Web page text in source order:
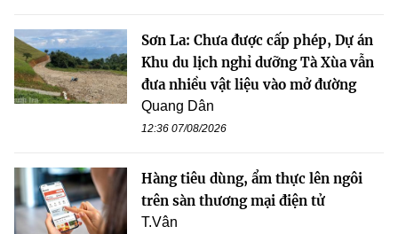
Sơn La: Chưa được cấp phép, Dự án
Khu du lịch nghỉ dưỡng Tà Xùa vẫn
đưa nhiều vật liệu vào mở đường
Quang Dân
12:36 07/08/2026
Hàng tiêu dùng, ẩm thực lên ngôi
trên sàn thương mại điện tử
T.Vân